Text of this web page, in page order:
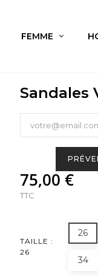
FEMME
Sandales
75,00 €
TTC
TAILLE :
26
26
34